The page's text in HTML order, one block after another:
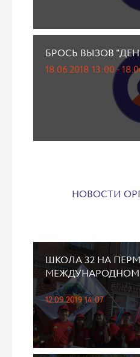
БРОСЬ ВЫЗОВ
18.06.2018 13:00 -
НОВОСТИ
ШКОЛА 32 НА
12.09.2019 14:07